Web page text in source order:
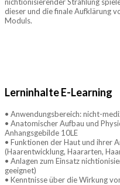
dieser und die finale Aufklärung
Moduls.
Lerninhalte E-Learning
• Anwendungsbereich: nicht-
• Anatomischer Aufbau und
Anhangsgebilde 10LE
• Funktionen der Haut und ihrer
(Haarentwicklung, Haararten,
• Anlagen zum Einsatz
geeignet)
• Kenntnisse über die Wirkung